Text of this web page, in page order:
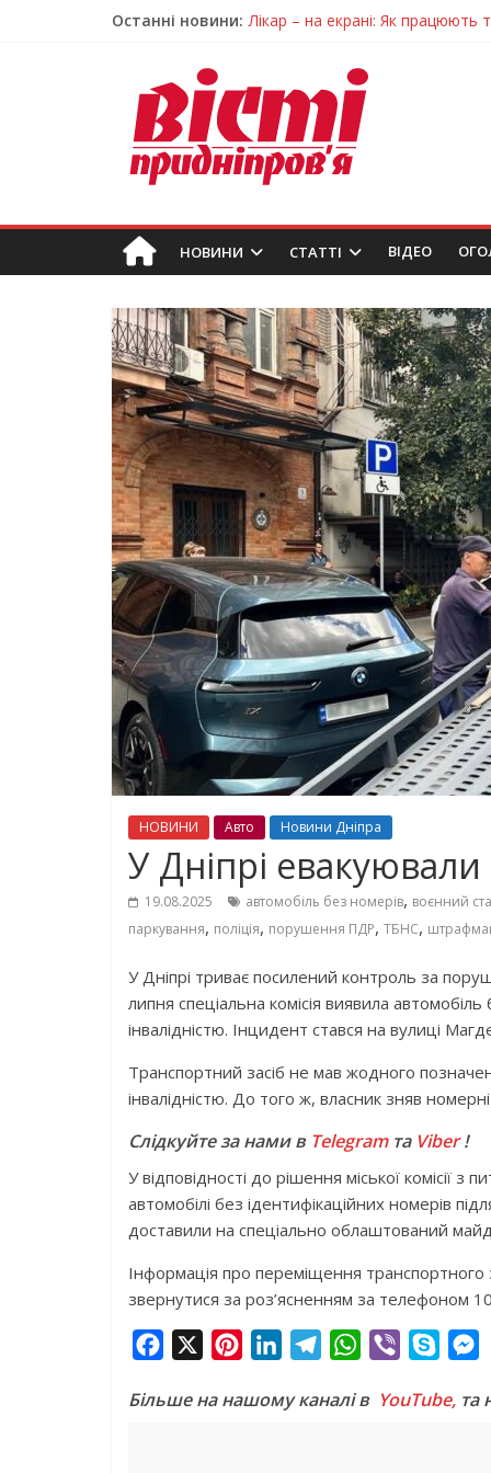
Останні новини: Лікар – на екрані: Як працюють
Пошуки тривають: на
Ветерани Дніпропетровщини
Говорити про воду без паніки:
НОВИНИ СТАТТІ ВIДЕО
НОВИНИ Авто Новини Дніпра
У Дніпрі евакуювали
19.08.2025 автомобіль без номерів, воєнний
паркування, поліція, порушення ПДР, ТБНС,
У Дніпрі триває посилений контроль за
липня спеціальна комісія виявила
інвалідністю. Інцидент стався на вулиці
Транспортний засіб не мав жодного
інвалідністю. До того ж, власник зняв
Слідкуйте за нами в Telegramта Viber!
У відповідності до рішення міської комісії
автомобілі без ідентифікаційних номерів
доставили на спеціально облаштований
Інформація про переміщення транспортного
звернутися за роз’ясненням за телефоном
c
n
n
l
W
a
b
y
s
Більше на нашому каналі в YouTube, та